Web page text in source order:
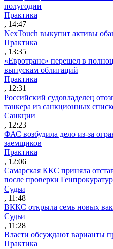
полугодии
Практика
, 14:47
NexTouch выкупит активы
Практика
, 13:35
«Евротранс» перешел в
выпускам облигаций
Практика
, 12:31
Российский судовладелец
танкера из санкционных
Санкции
, 12:23
ФАС возбудила дело из-за
заемщиков
Практика
, 12:06
Самарская ККС приняла
после проверки
Судьи
, 11:48
ВККС открыла семь новых
Судьи
, 11:28
Власти обсуждают варианты
Практика